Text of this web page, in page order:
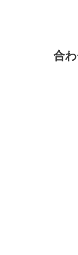
合